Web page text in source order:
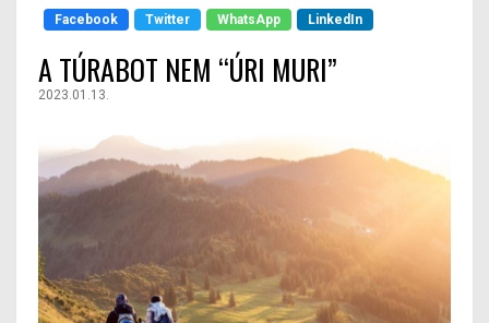
Facebook Twitter WhatsApp LinkedIn
A TÚRABOT NEM “ÚRI MURI”
2023.01.13.